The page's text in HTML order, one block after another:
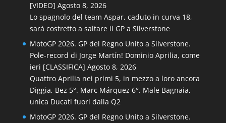
[VIDEO] Agosto 8, 2026
Lo spagnolo del team Aspar, caduto in curva 18,
sarà costretto a saltare il GP a Silverstone
MotoGP 2026. GP del Regno Unito a Silverstone.
Pole-record di Jorge Martín! Dominio Aprilia, come
ieri [CLASSIFICA] Agosto 8, 2026
Quattro Aprilia nei primi 5, in mezzo a loro ancora
Diggia, Bez 5°. Marc Márquez 6°. Male Bagnaia,
unica Ducati fuori dalla Q2
MotoGP 2026. GP del Regno Unito a Silverstone.